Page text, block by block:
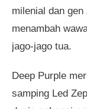
milenial dan
menambah
jago-jago tua.
Deep Purple
samping Led